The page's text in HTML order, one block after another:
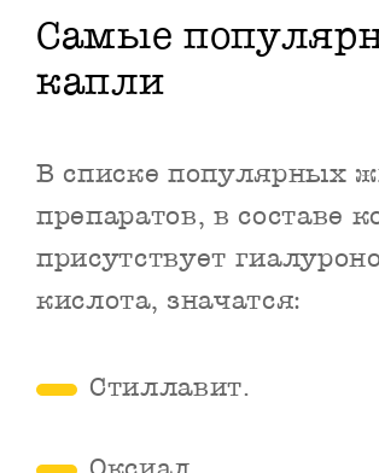
Самые
капли
В списке популярных
препаратов, в составе
присутствует
кислота, значатся:
Стиллавит.